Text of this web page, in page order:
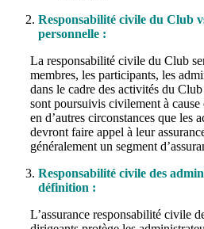
Responsabilité civile du Club
personnelle :
La responsabilité civile du Club
membres, les participants, les
dans le cadre des activités du
sont poursuivis civilement à cause
en d’autres circonstances que les
devront faire appel à leur
généralement un segment
Responsabilité civile des
définition :
L’assurance responsabilité civile